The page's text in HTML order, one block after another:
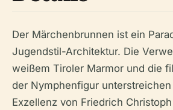
Der Märchenbrunnen ist ein
Jugendstil-Architektur. Die
weißem Tiroler Marmor und die
der Nymphenfigur
Exzellenz von Friedrich